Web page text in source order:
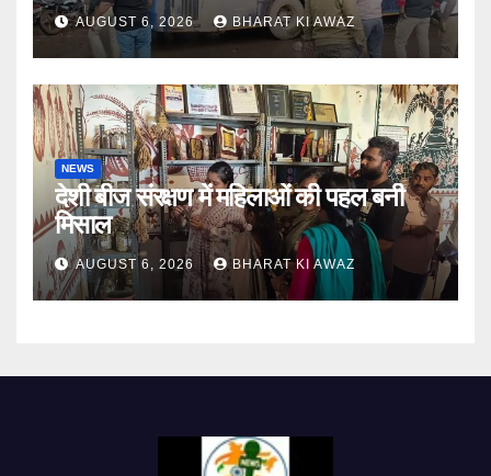
AUGUST 6, 2026 BHARAT KI AWAZ
NEWS
देशी बीज संरक्षण में महिलाओं की पहल बनी
मिसाल
AUGUST 6, 2026 BHARAT KI AWAZ